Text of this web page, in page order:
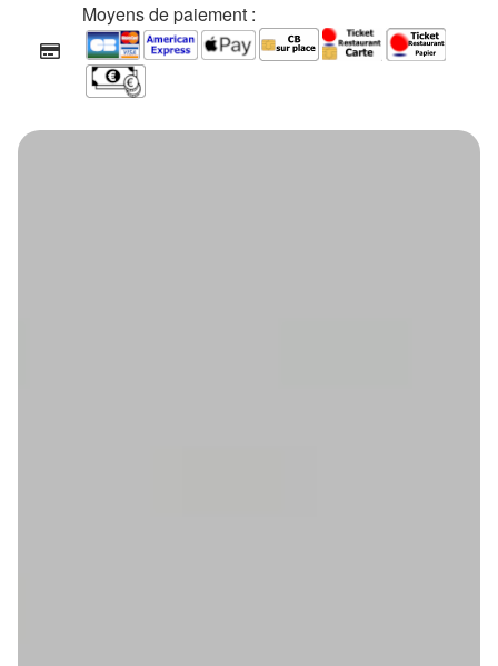
Moyens de paiement :